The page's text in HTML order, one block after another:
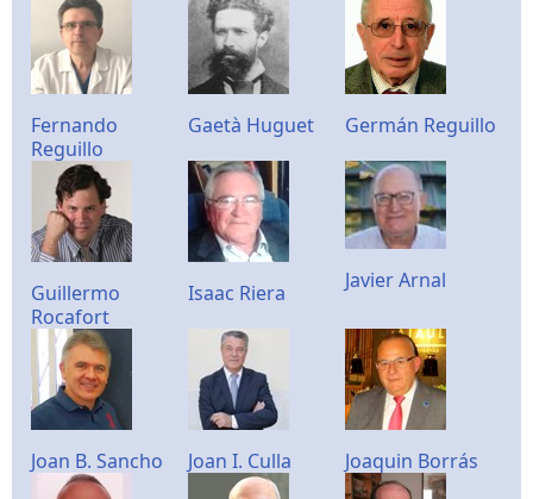
Fernando
Reguillo
Gaetà Huguet Germán Reguillo
Guillermo
Rocafort
Isaac Riera Javier Arnal
Joan B. Sancho Joan I. Culla Joaquin Borrás